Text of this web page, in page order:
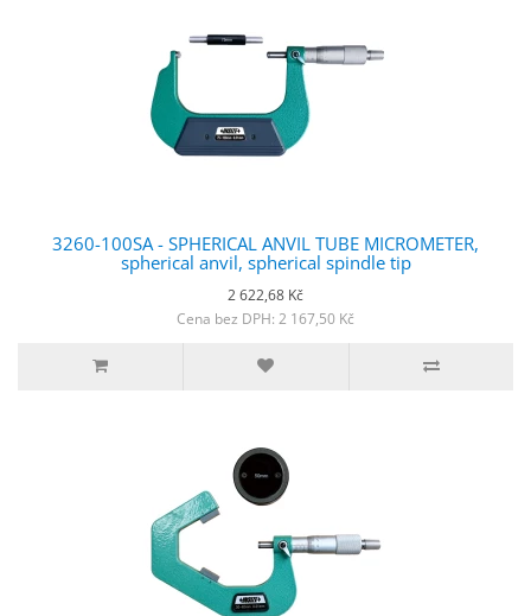
3260-100SA - SPHERICAL ANVIL TUBE MICROMETER,
spherical anvil, spherical spindle tip
2 622,68 Kč
Cena bez DPH: 2 167,50 Kč